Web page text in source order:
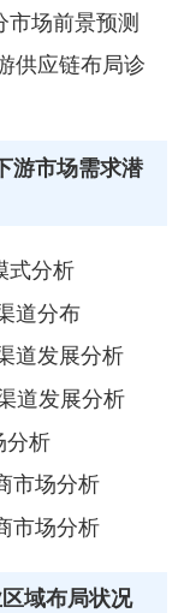
场前景预测
供应链布局诊
游市场需求潜
式分析
道分布
道发展分析
道发展分析
分析
市场分析
市场分析
域布局状况